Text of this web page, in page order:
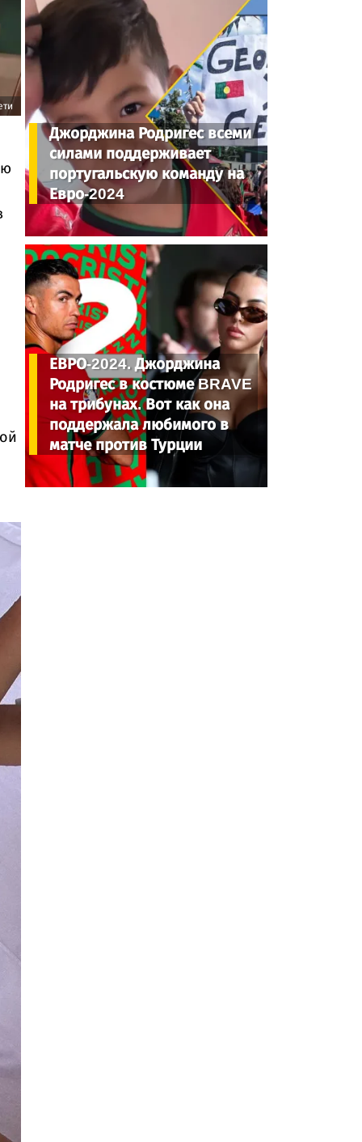
Джорджина Родригес всеми
силами поддерживает
португальскую команду на
Евро-2024
ЕВРО-2024. Джорджина
Родригес в костюме BRAVE
на трибунах. Вот как она
поддержала любимого в
матче против Турции